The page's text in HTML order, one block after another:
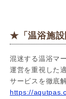
★「温浴施設
混迷する温浴マ
運営を重視した
サービスを徹底解
https://